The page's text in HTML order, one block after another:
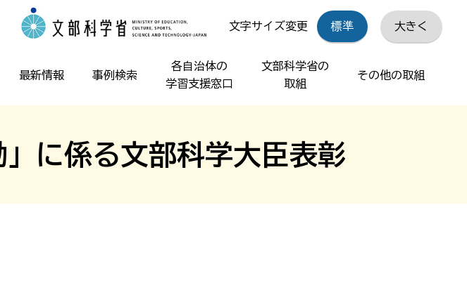
文字サイズ変更 標準 大きく
最新情報 事例検索
各自治体の
学習支援窓口
文部科学省の
取組
その他の取組
」に係る文部科学大臣表彰